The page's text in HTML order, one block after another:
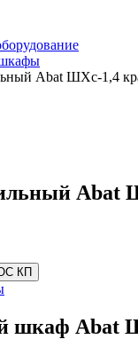
Abat ШХс-1,4
Abat
КП
шкаф Abat